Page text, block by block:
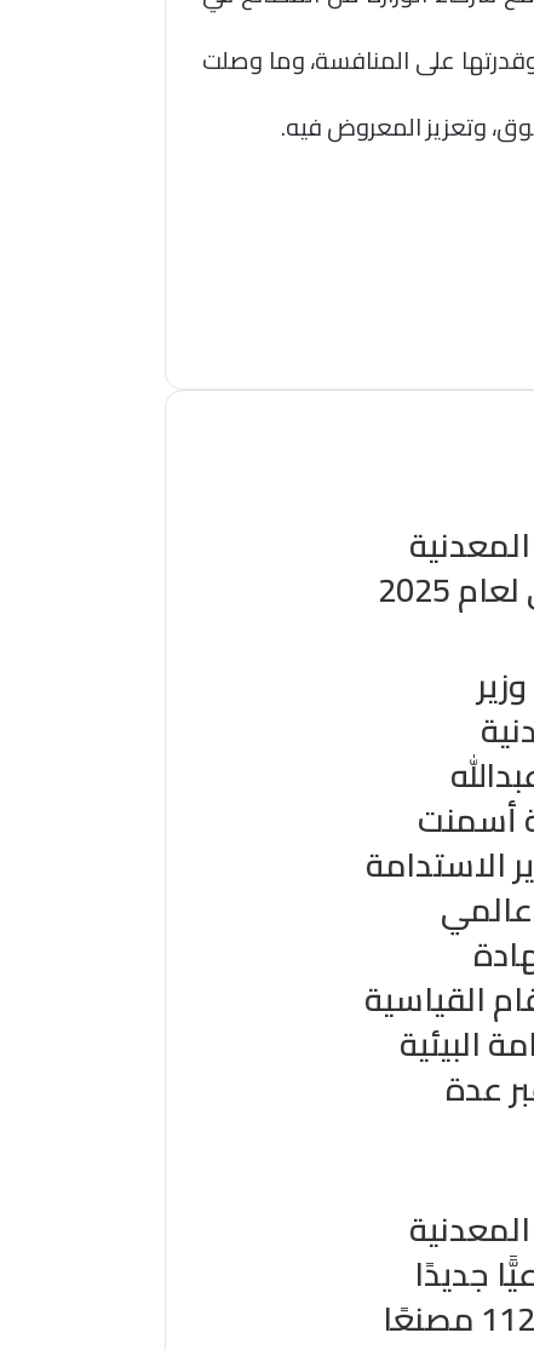
على المنافسة، وما وصلت
وتعزيز المعروض فيه.
2025
أسمنت
الاستدامة
عالمي
القياسية
البيئية
عدة
جديدًا
وتعلن بدء الإنتاج في 112 مصنعًا